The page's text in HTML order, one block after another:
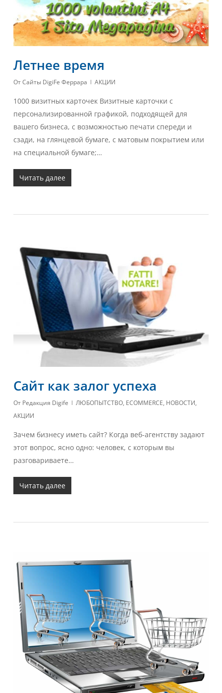
Летнее время
ОтСайты DigiFe Феррара АКЦИИ
1000 визитных карточек Визитные карточки с
персонализированной графикой, подходящей для
вашего бизнеса, с возможностью печати спереди и
сзади, на глянцевой бумаге, с матовым покрытием или
на специальной бумаге;…
Читать далее
Сайт как залог успеха
От Редакция Digife ЛЮБОПЫТСТВО, ECOMMERCE, НОВОСТИ,
АКЦИИ
Зачем бизнесу иметь сайт? Когда веб-агентству задают
этот вопрос, ясно одно: человек, с которым вы
разговариваете…
Читать далее